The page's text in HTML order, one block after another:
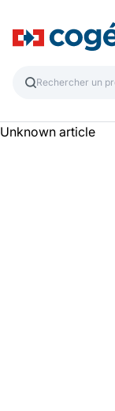
Unknown article